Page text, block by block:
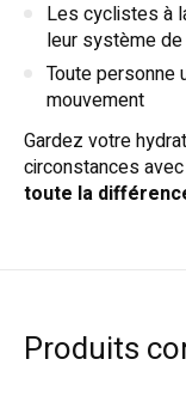
Les cyclistes à
leur système
Toute personne
mouvement
Gardez votre
circonstances
toute la
Produits